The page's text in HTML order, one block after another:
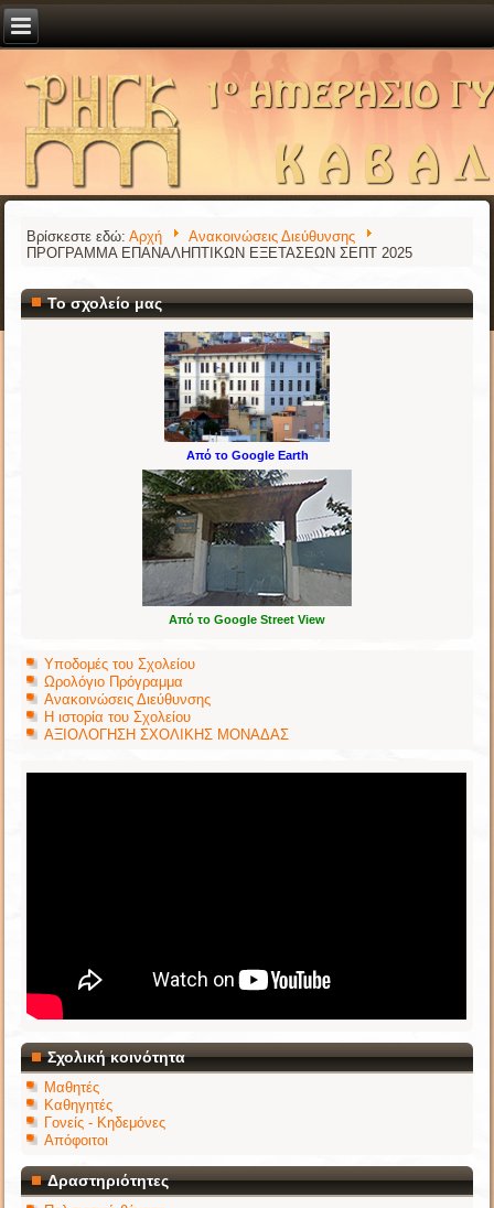
Βρίσκεστε εδώ:Αρχή
Ανακοινώσεις Διεύθυνσης
ΠΡΟΓΡΑΜΜΑ ΕΠΑΝΑΛΗΠΤΙΚΩΝ ΕΞΕΤΑΣΕΩΝ ΣΕΠΤ 2025
Το σχολείο μας
Από το Google Earth
Από το Google Street View
Υποδομές του Σχολείου
Ωρολόγιο Πρόγραμμα
Ανακοινώσεις Διεύθυνσης
Η ιστορία του Σχολείου
ΑΞΙΟΛΟΓΗΣΗ ΣΧΟΛΙΚΗΣ ΜΟΝΑΔΑΣ
Σχολική κοινότητα
Μαθητές
Καθηγητές
Γονείς - Κηδεμόνες
Απόφοιτοι
Δραστηριότητες